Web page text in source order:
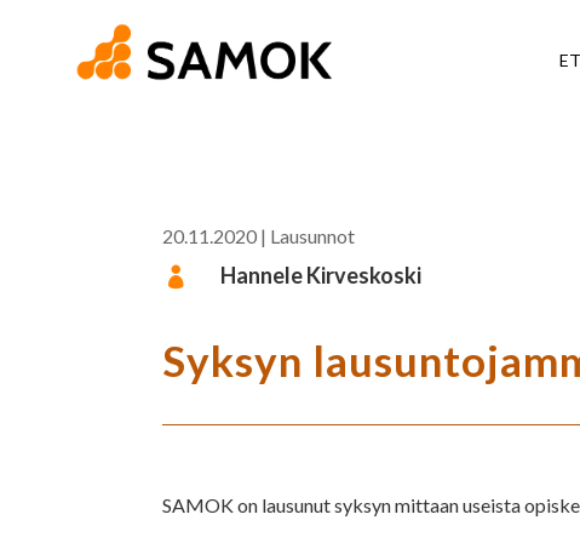
20.11.2020 | Lausunnot
 Hannele Kirveskoski
Syksyn
SAMOK on lausunut syksyn mittaan useista